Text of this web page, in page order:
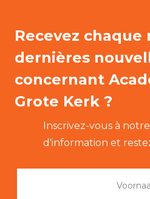
Recevez chaque
dernières
concernant
Grote Kerk ?
Inscrivez-vous à
d'information et